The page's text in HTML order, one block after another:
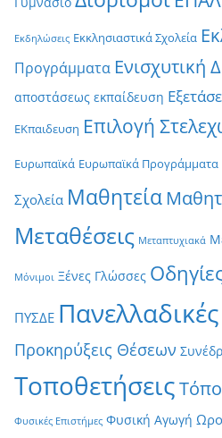
Εκδηλώσεις Εκκλησιαστικά Σχολεία
Προγράμματα Ενισχυτική
αποστάσεως εκπαίδευση
ΕΚπαιδευση Επιλογή
Ευρωπαϊκά Ευρωπαϊκά Προγράμματα
Σχολεία Μαθητεία
Μεταθέσεις Μεταπτυχιακά
Μόνιμοι Ξένες Γλώσσες
ΠΥΣΔΕ Πανελλαδικές
Προκηρύξεις Θέσεων
Τοποθετήσεις
Φυσικές Επιστήμες Φυσική Αγωγή